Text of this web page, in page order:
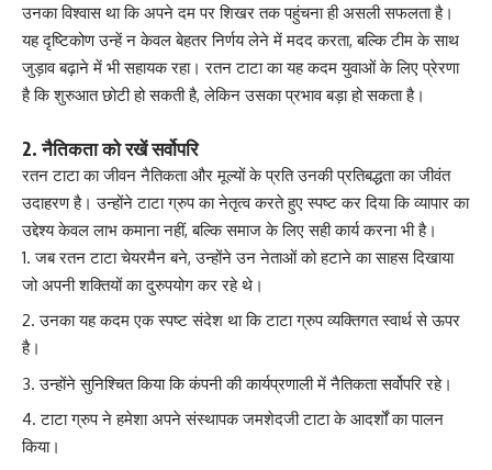
उनका विश्वास था कि अपने दम पर शिखर तक पहुंचना ही असली सफलता है।
यह दृष्टिकोण उन्हें न केवल बेहतर निर्णय लेने में मदद करता, बल्कि टीम के साथ
जुड़ाव बढ़ाने में भी सहायक रहा। रतन टाटा का यह कदम युवाओं के लिए प्रेरणा
है कि शुरुआत छोटी हो सकती है, लेकिन उसका प्रभाव बड़ा हो सकता है।
2. नैतिकता को रखें सर्वोपरि
रतन टाटा का जीवन नैतिकता और मूल्यों के प्रति उनकी प्रतिबद्धता का जीवंत
उदाहरण है। उन्होंने टाटा ग्रुप का नेतृत्व करते हुए स्पष्ट कर दिया कि व्यापार का
उद्देश्य केवल लाभ कमाना नहीं, बल्कि समाज के लिए सही कार्य करना भी है।
जब रतन टाटा चेयरमैन बने, उन्होंने उन नेताओं को हटाने का साहस दिखाया
जो अपनी शक्तियों का दुरुपयोग कर रहे थे।
उनका यह कदम एक स्पष्ट संदेश था कि टाटा ग्रुप व्यक्तिगत स्वार्थ से ऊपर
है।
उन्होंने सुनिश्चित किया कि कंपनी की कार्यप्रणाली में नैतिकता सर्वोपरि रहे।
टाटा ग्रुप ने हमेशा अपने संस्थापक जमशेदजी टाटा के आदर्शों का पालन
किया।